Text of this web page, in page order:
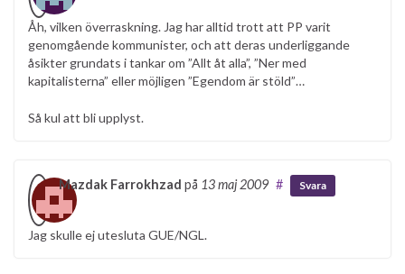
Åh, vilken överraskning. Jag har alltid trott att PP varit
genomgående kommunister, och att deras underliggande
åsikter grundats i tankar om ”Allt åt alla”, ”Ner med
kapitalisterna” eller möjligen ”Egendom är stöld”…
Så kul att bli upplyst.
Mazdak Farrokhzad på 13 maj 2009 # Svara
Jag skulle ej utesluta GUE/NGL.